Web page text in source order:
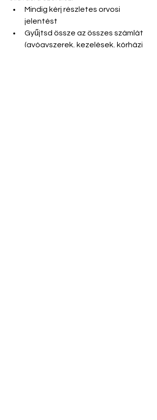
Mindig kérj részletes orvosi
jelentést
Gyűjtsd össze az összes számlát
(gyógyszerek, kezelések, kórházi